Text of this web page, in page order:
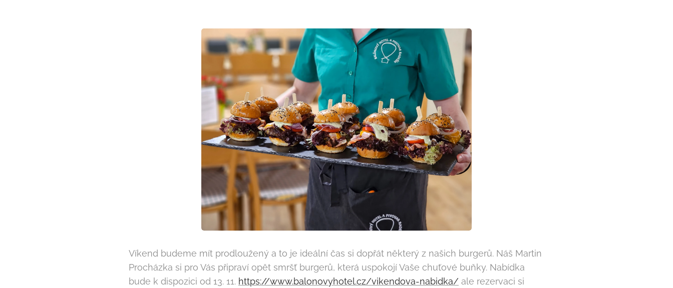
Víkend budeme mít prodloužený a to je ideální čas si dopřát některý z našich burgerů. Náš Martin
Procházka si pro Vás připraví opět smršť burgerů, která uspokojí Vaše chuťové buňky. Nabídka
bude k dispozici od 13. 11. https://www.balonovyhotel.cz/vikendova-nabidka/ ale rezervaci si